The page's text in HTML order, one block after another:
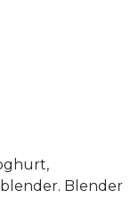
Blender